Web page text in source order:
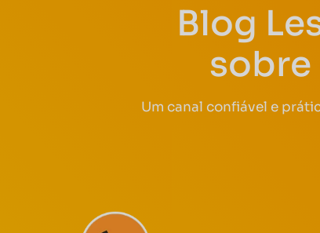
Blog
Um canal confiável e